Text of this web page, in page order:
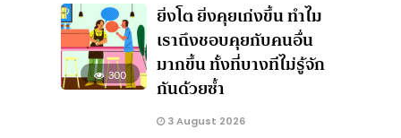
300
ยิ่งโต ยิ่งคุยเก่งขึ้น ทำไม
เราถึงชอบคุยกับคนอื่น
มากขึ้น ทั้งที่บางทีไม่รู้จัก
กันด้วยซ้ำ
3 August 2026